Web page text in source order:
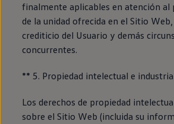
finalmente aplicables en atención al
de la unidad ofrecida en el Sitio
crediticio del Usuario y demás
concurrentes.
** 5. Propiedad intelectual e
Los derechos de propiedad
sobre el Sitio Web (incluida su